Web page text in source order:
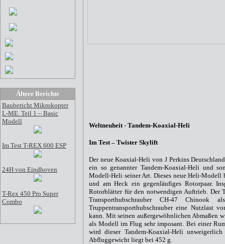
Ältere Berichte
Baubericht Mikrokopter
L-ME. Teil 1 – Basic
Modell
Im Test T-REX 600 ESP
24H von Eindhoven
T-Rex 450 Pro Super
Combo
Weltneuheit - Tandem-Koaxial-Heli
Im Test – Twister Skylift
Der neue Koaxial-Heli von J Perkins
ein so genannter Tandem-Koaxial-Heli und
Modell-Heli seiner Art. Dieses neue Heli-Modell
und am Heck ein gegenläufiges Rotorpaar.
Rotorblätter für den notwendigen Auftrieb. Der
Transporthubschrauber CH-47 Chinook
Truppentransporthubschrauber eine Nutzlast
kann. Mit seinen außergewöhnlichen Abmaßen
als Modell im Flug sehr imposant. Bei einer
wird dieser Tandem-Koaxial-Heli
Abfluggewicht liegt bei 452 g.